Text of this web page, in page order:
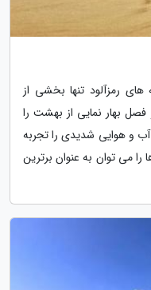
رمزآلود تنها بخشی از
بهار نمایی از بهشت را
و هوایی شدیدی را تجربه
می توان به عنوان برترین